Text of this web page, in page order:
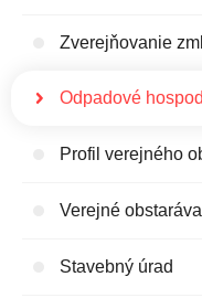
Zverejňovanie
Odpadové
Profil verejného
Verejné
Stavebný úrad